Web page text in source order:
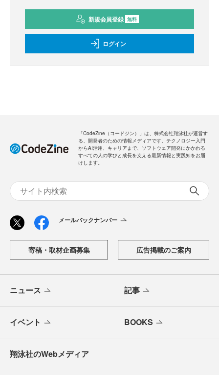
新規会員登録 無料
ログイン
「CodeZine（コードジン）」は、株式会社翔泳社が運営す
る、開発者のための情報メディアです。テクノロジー入門
からAI活用、キャリアまで、ソフトウェア開発にかかわる
すべての人の学びと成長を支える最新情報と実践知をお届
けします。
メールバックナンバー
寄稿・取材企画募集 広告掲載のご案内
ニュース 記事
イベント BOOKS
翔泳社のWebメディア